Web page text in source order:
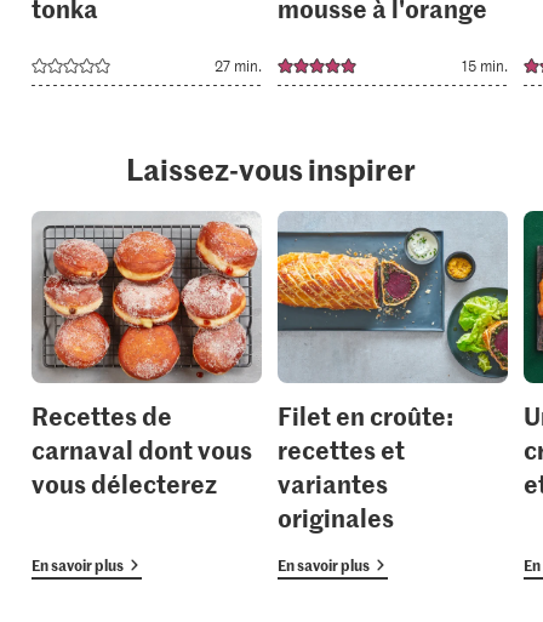
tonka
27 min.
mousse à l'orange
15 min.
Laissez-vous inspirer
Recettes de
carnaval dont vous
vous délecterez
En savoir plus
Filet en croûte:
recettes et
variantes
originales
En savoir plus